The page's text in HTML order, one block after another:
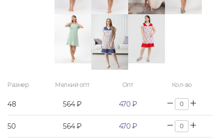
Размер Мелкий опт Опт Кол-во
48 564 ₽ 470 ₽
50 564 ₽ 470 ₽